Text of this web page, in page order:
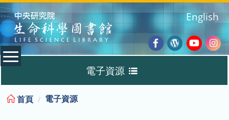
:::
Facebook
Wordpress
English
電子資源
首頁 電子資源